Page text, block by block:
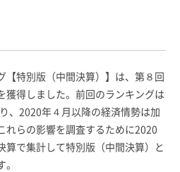
【特別版（中間決算）】は、第８回
獲得しました。前回のランキングは
、2020年４月以降の経済情勢は加
れらの影響を調査するために2020
算で集計して特別版（中間決算）と
。